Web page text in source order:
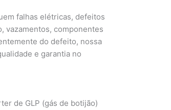
falhas elétricas, defeitos
vazamentos, componentes
do defeito, nossa
e garantia no
de GLP (gás de botijão)